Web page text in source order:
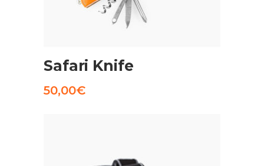
AGGIUNGI AL CARRELLO
Safari Knife
50,00€